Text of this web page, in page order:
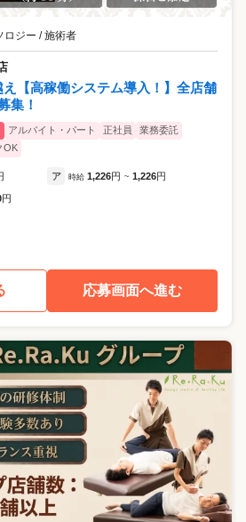
ロジー / 施術者
え【高稼働システム導入！】全店舗
集！
アルバイト・パート 正社員
業務委託
OK
ア 時給 1,226円 ~ 1,226円
円
応募画面へ進む